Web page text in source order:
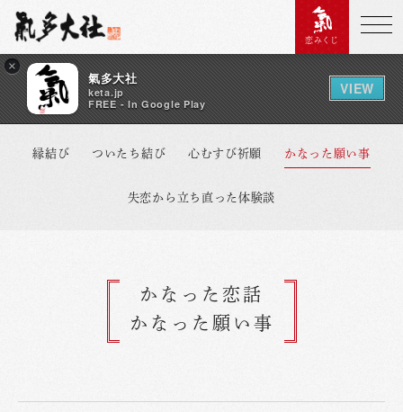
×
氣多大社
keta.jp
FREE - In Google Play
VIEW
恋みくじ
縁結び ついたち結び 心むすび祈願 かなった願い事
失恋から立ち直った体験談
かなった恋話
かなった願い事